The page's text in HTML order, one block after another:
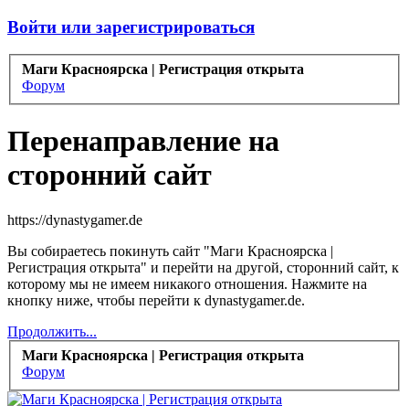
Войти или зарегистрироваться
Маги Красноярска | Регистрация открыта
Форум
Перенаправление на
сторонний сайт
https://dynastygamer.de
Вы собираетесь покинуть сайт "Маги Красноярска |
Регистрация открыта" и перейти на другой, сторонний сайт, к
которому мы не имеем никакого отношения. Нажмите на
кнопку ниже, чтобы перейти к dynastygamer.de.
Продолжить...
Маги Красноярска | Регистрация открыта
Форум